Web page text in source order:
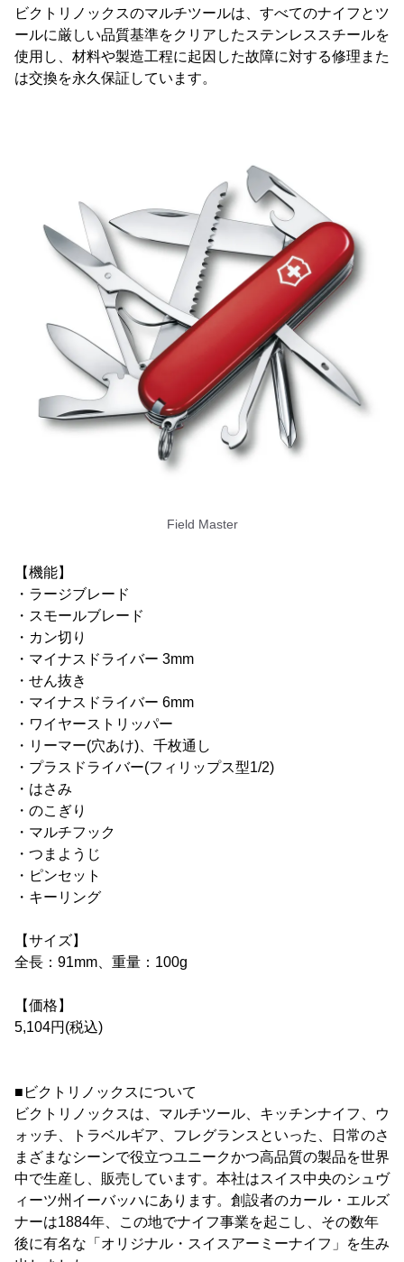
ビクトリノックスのマルチツールは、すべてのナイフとツ
ールに厳しい品質基準をクリアしたステンレススチールを
使用し、材料や製造工程に起因した故障に対する修理また
は交換を永久保証しています。
Field Master
【機能】
・ラージブレード
・スモールブレード
・カン切り
・マイナスドライバー 3mm
・せん抜き
・マイナスドライバー 6mm
・ワイヤーストリッパー
・リーマー(穴あけ)、千枚通し
・プラスドライバー(フィリップス型1/2)
・はさみ
・のこぎり
・マルチフック
・つまようじ
・ピンセット
・キーリング
【サイズ】
全長：91mm、重量：100g
【価格】
5,104円(税込)
■ビクトリノックスについて
ビクトリノックスは、マルチツール、キッチンナイフ、ウ
ォッチ、トラベルギア、フレグランスといった、日常のさ
まざまなシーンで役立つユニークかつ高品質の製品を世界
中で生産し、販売しています。本社はスイス中央のシュヴ
ィーツ州イーバッハにあります。創設者のカール・エルズ
ナーは1884年、この地でナイフ事業を起こし、その数年
後に有名な「オリジナル・スイスアーミーナイフ」を生み